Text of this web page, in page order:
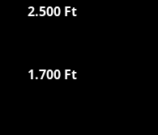
2.500 Ft
1.700 Ft